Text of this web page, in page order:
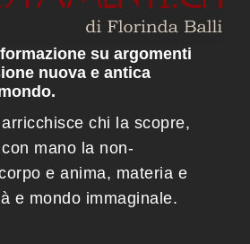
su argomenti
nuova e antica
chi la scopre,
mano la non-
e anima, materia e
e mondo immaginale.